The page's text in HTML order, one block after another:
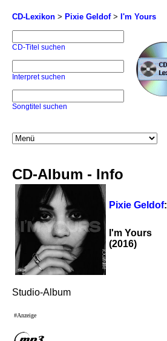
CD-Lexikon > Pixie Geldof> I'm Yours
CD-Titel suchen
Interpret suchen
Songtitel suchen
CD-Album - Info
Pixie Geldof:
I'm Yours
(2016)
Studio-Album
#Anzeige